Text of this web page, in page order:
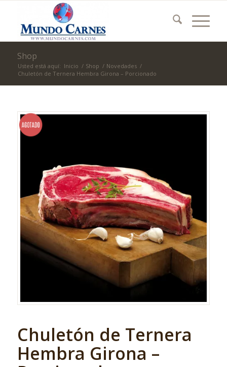
Shop
Usted está aquí: Inicio / Shop / Novedades /
Chuletón de Ternera Hembra Girona – Porcionado
Chuletón de Ternera
Hembra Girona –